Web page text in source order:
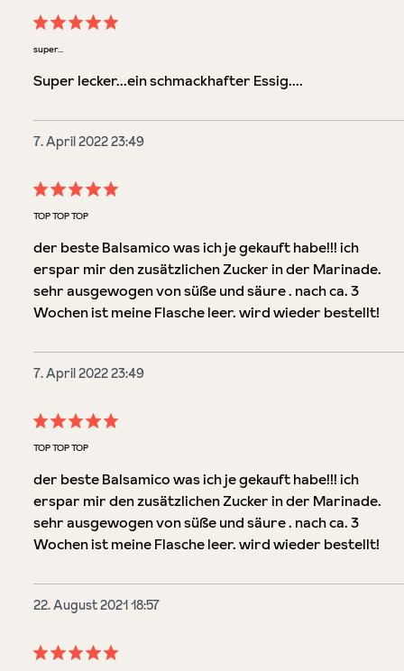
Bewertung mit 5 von 5 Sternen
super...
Super lecker...ein schmackhafter Essig....
7. April 2022 23:49
Bewertung mit 5 von 5 Sternen
TOP TOP TOP
der beste Balsamico was ich je gekauft habe!!! ich
erspar mir den zusätzlichen Zucker in der Marinade.
sehr ausgewogen von süße und säure . nach ca. 3
Wochen ist meine Flasche leer. wird wieder bestellt!
7. April 2022 23:49
Bewertung mit 5 von 5 Sternen
TOP TOP TOP
der beste Balsamico was ich je gekauft habe!!! ich
erspar mir den zusätzlichen Zucker in der Marinade.
sehr ausgewogen von süße und säure . nach ca. 3
Wochen ist meine Flasche leer. wird wieder bestellt!
22. August 2021 18:57